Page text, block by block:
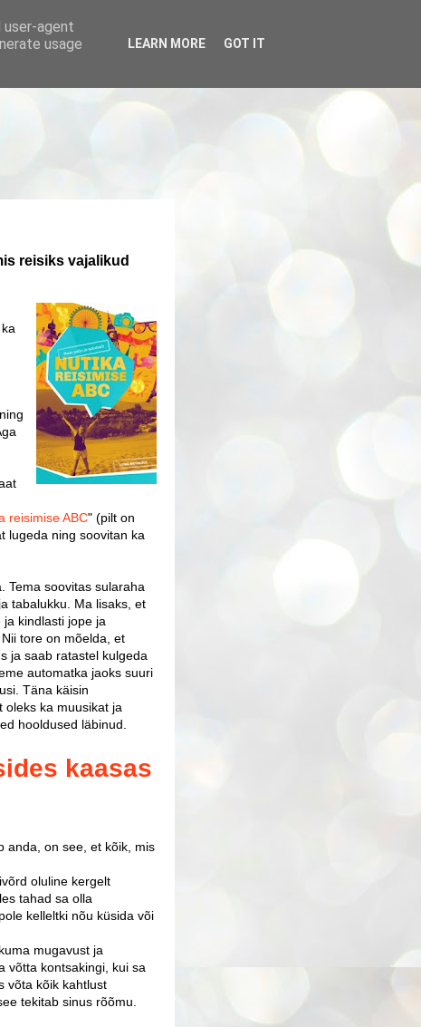
reisiks vajalikud
reisimise ABC" (pilt on
lugeda ning soovitan ka
Tema soovitas sularaha
tabalukku. Ma lisaks, et
kindlasti jope ja
Nii tore on mõelda, et
ja saab ratastel kulgeda
automatka jaoks suuri
Täna käisin
oleks ka muusikat ja
hooldused läbinud.
kaasas
anda, on see, et kõik, mis
oluline kergelt
tahad sa olla
kelleltki nõu küsida või
mugavust ja
võtta kontsakingi, kui sa
võta kõik kahtlust
tekitab sinus rõõmu.
user-agent
usage
LEARN MORE GOT IT